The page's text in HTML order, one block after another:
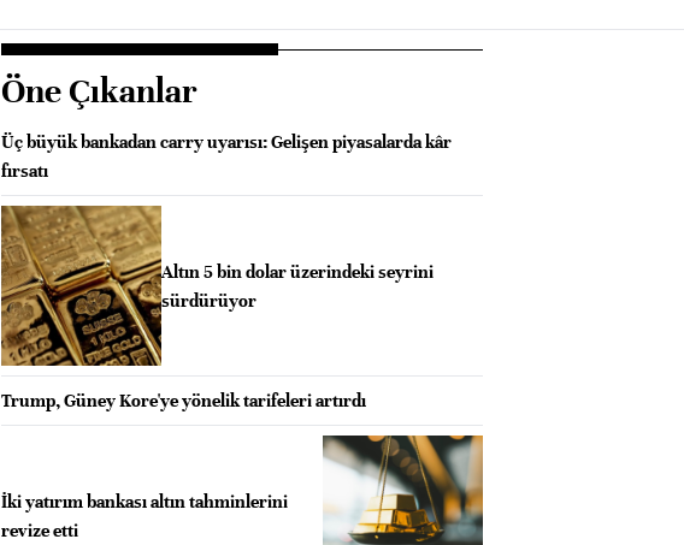
Öne Çıkanlar
Üç büyük bankadan carry uyarısı: Gelişen piyasalarda kâr
fırsatı
Altın 5 bin dolar üzerindeki seyrini
sürdürüyor
Trump, Güney Kore'ye yönelik tarifeleri artırdı
İki yatırım bankası altın tahminlerini
revize etti